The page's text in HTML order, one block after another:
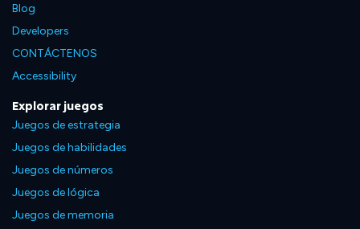
Blog
Developers
CONTÁCTENOS
Accessibility
Explorar juegos
Juegos de estrategia
Juegos de habilidades
Juegos de números
Juegos de lógica
Juegos de memoria